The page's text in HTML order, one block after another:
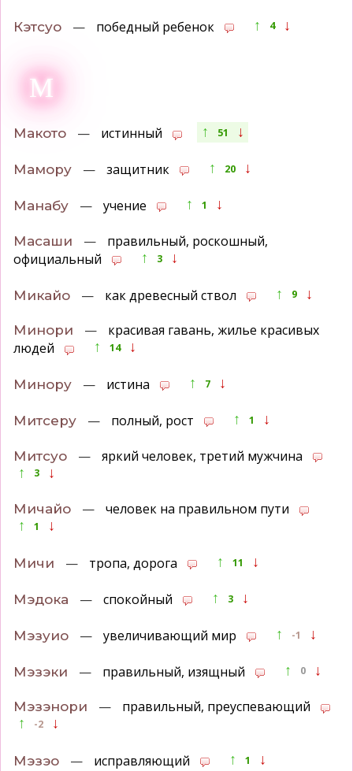
Кэтсуо — победный ребенок ↑ 4 ↓
М
Макото — истинный ↑ 51 ↓
Мамору — защитник ↑ 20 ↓
Манабу — учение ↑ 1 ↓
Масаши —
правильный, роскошный,
официальный
↑ 3 ↓
Микайо — как древесный ствол ↑ 9 ↓
Минори —
красивая гавань, жилье красивых
людей
↑ 14 ↓
Минору — истина ↑ 7 ↓
Митсеру — полный, рост ↑ 1 ↓
Митсуо — яркий человек, третий мужчина
↑ 3 ↓
Мичайо — человек на правильном пути
↑ 1 ↓
Мичи — тропа, дорога ↑ 11 ↓
Мэдока — спокойный ↑ 3 ↓
Мэзуио — увеличивающий мир ↑ -1 ↓
Мэзэки — правильный, изящный ↑ 0 ↓
Мэзэнори — правильный, преуспевающий
↑ -2 ↓
Мэзэо — исправляющий ↑ 1 ↓